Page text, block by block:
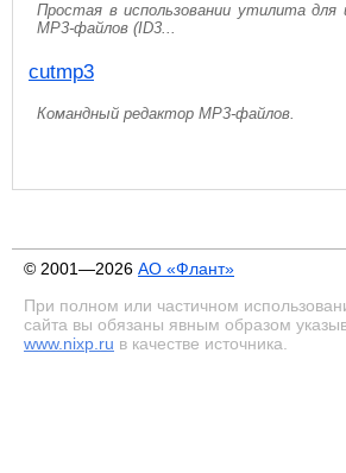
Простая в использовании утилита для
MP3-файлов (ID3...
cutmp3
Командный редактор MP3-файлов.
© 2001—2026 АО «Флант»
При полном или частичном
сайта вы обязаны явным образом
www.nixp.ru в качестве источника.